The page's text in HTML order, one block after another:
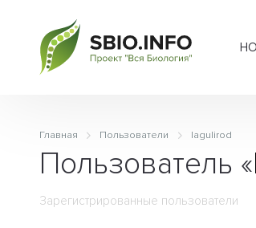
Главная Пользователи lagulirod
Пользователь «
Зарегистрированные пользователи